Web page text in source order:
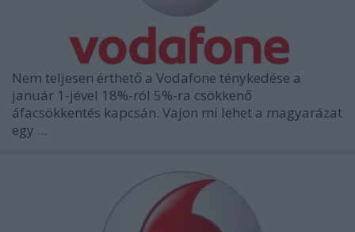
Nem teljesen érthető a Vodafone ténykedése a
január 1-jével 18%-ról 5%-ra csökkenő
áfacsökkentés kapcsán. Vajon mi lehet a magyarázat
egy ...